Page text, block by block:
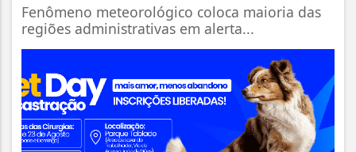
Fenômeno meteorológico coloca maioria das
regiões administrativas em alerta...